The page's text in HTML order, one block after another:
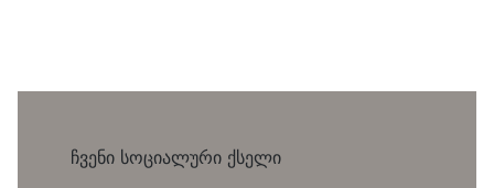
ჩვენი სოციალური ქსელი